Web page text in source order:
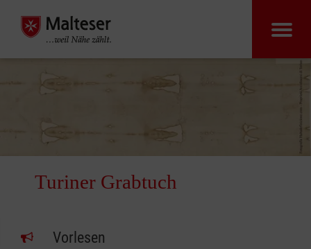
Turiner Grabtuch
Vorlesen